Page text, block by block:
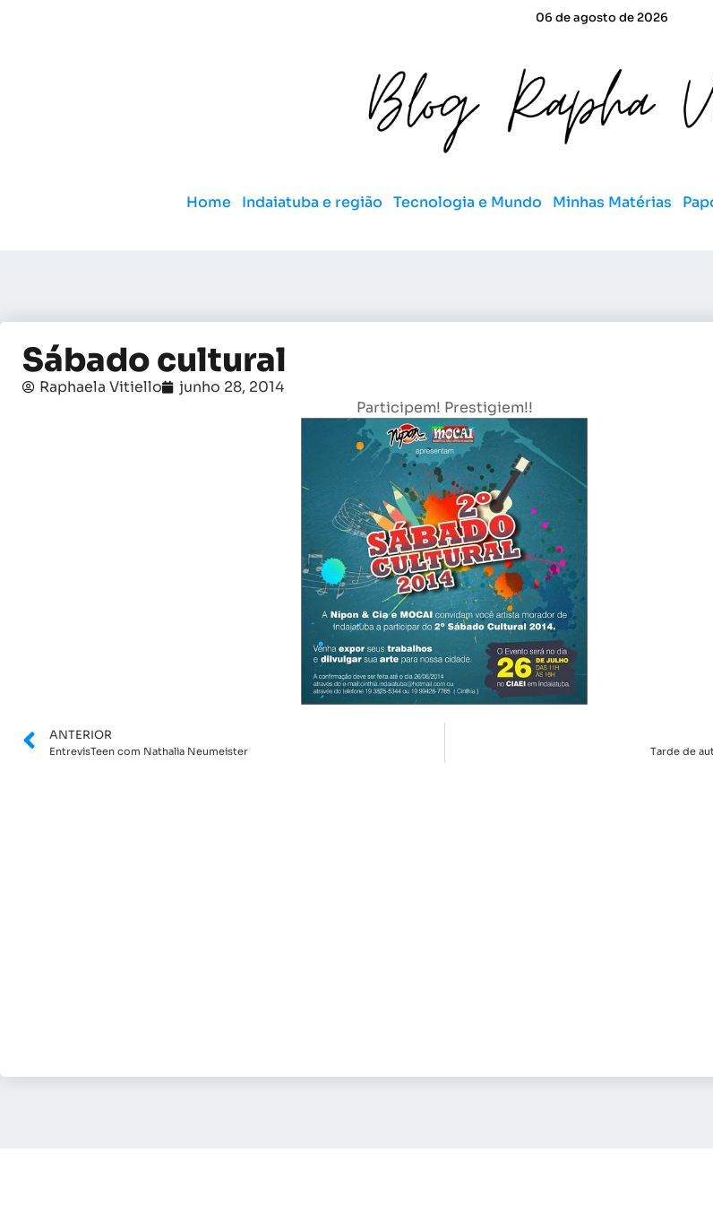
06 de agosto de 2026
Home Indaiatuba e região Tecnologia e Mundo Minhas Matérias
Sábado cultural
Raphaela Vitiello
junho 28, 2014
Participem! Prestigiem!!
ANTERIOR
EntrevisTeen com Nathalia Neumeister Tarde de